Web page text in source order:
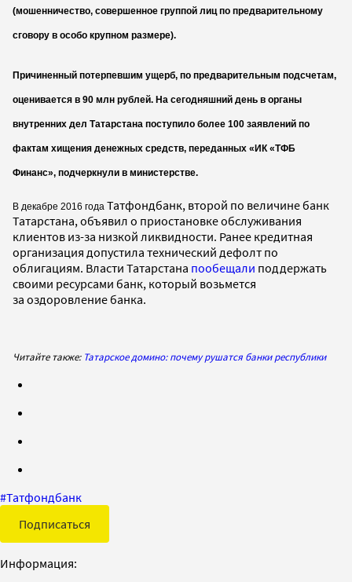
(мошенничество, совершенное группой лиц по предварительному
сговору в особо крупном размере).
Причиненный потерпевшим ущерб, по предварительным подсчетам,
оценивается в 90 млн рублей. На сегодняшний день в органы
внутренних дел Татарстана поступило более 100 заявлений по
фактам хищения денежных средств, переданных «ИК «ТФБ
Финанс», подчеркнули в министерстве.
В декабре 2016 года Татфондбанк, второй по величине банк
Татарстана, объявил о приостановке обслуживания
клиентов из-за низкой ликвидности. Ранее кредитная
организация допустила технический дефолт по
облигациям. Власти Татарстана пообещали поддержать
своими ресурсами банк, который возьмется
за оздоровление банка.
Читайте также: Татарское домино: почему рушатся банки республики
#Татфондбанк
Подписаться
Информация: